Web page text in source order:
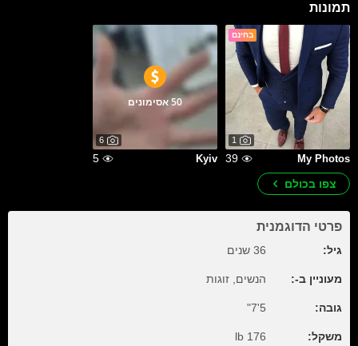
תמונות
בחינם
1
My Photos
39
50 אסימונים
6
Kyiv
5
צפו בכולם
פרטי הדוגמנית
גיל: 36 שנים
מעוניין ב-: הנשים, זוגות
גובה: 5'7"
משקל: 176 lb